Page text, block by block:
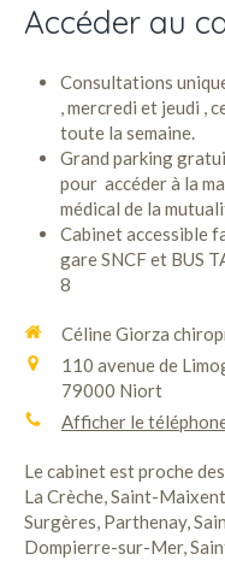
Accéder au
Consultations
, mercredi et jeudi ,
toute la semaine.
Grand parking
pour accéder à la
médical de la
Cabinet accessible
gare SNCF et BUS
8
Céline Giorza
110 avenue de
79000 Niort
Afficher le
Le cabinet est proche
La Crèche, Saint-
Surgères, Parthenay,
Dompierre-sur-Mer,